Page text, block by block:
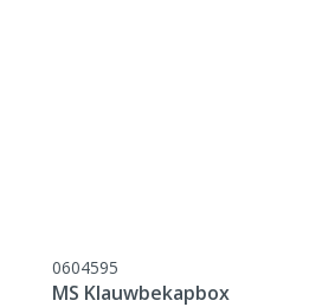
0604595
MS Klauwbekapbox